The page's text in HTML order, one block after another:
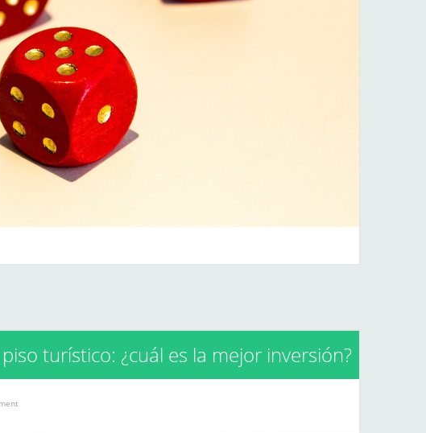
turístico: ¿cuál es la mejor inversión?